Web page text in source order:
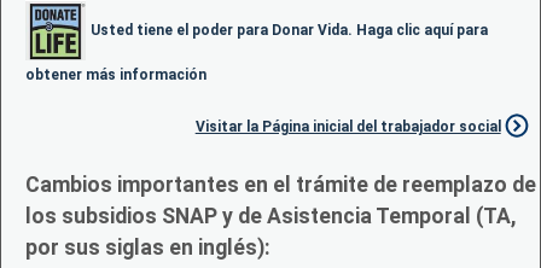
Usted tiene el poder para Donar Vida. Haga clic aquí para
obtener más información
Visitar la Página inicial del trabajador social
Cambios importantes en el trámite de reemplazo de
los subsidios SNAP y de Asistencia Temporal (TA,
por sus siglas en inglés):